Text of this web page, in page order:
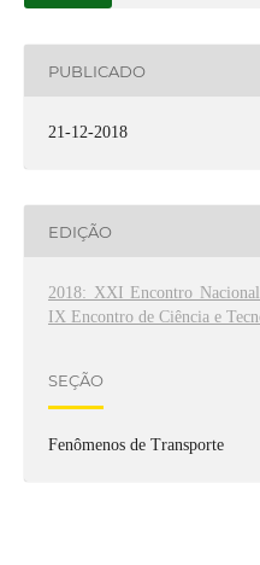
PUBLICADO
21-12-2018
EDIÇÃO
2018: XXI Encontro
IX Encontro de Ciência e
SEÇÃO
Fenômenos de Transporte